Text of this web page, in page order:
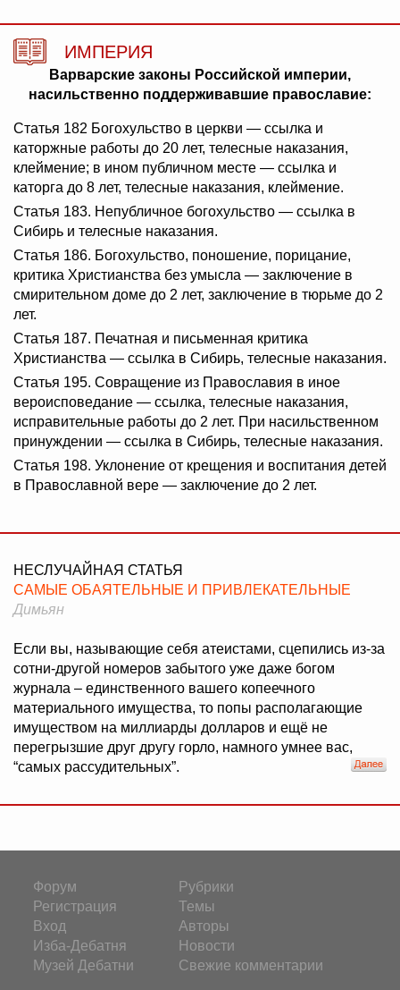
ИМПЕРИЯ
Варварские законы Российской империи,
насильственно поддерживавшие православие:
Статья 182 Богохульство в церкви — ссылка и
каторжные работы до 20 лет, телесные наказания,
клеймение; в ином публичном месте — ссылка и
каторга до 8 лет, телесные наказания, клеймение.
Статья 183. Непубличное богохульство — ссылка в
Сибирь и телесные наказания.
Статья 186. Богохульство, поношение, порицание,
критика Христианства без умысла — заключение в
смирительном доме до 2 лет, заключение в тюрьме до 2
лет.
Статья 187. Печатная и письменная критика
Христианства — ссылка в Сибирь, телесные наказания.
Статья 195. Совращение из Православия в иное
вероисповедание — ссылка, телесные наказания,
исправительные работы до 2 лет. При насильственном
принуждении — ссылка в Сибирь, телесные наказания.
Статья 198. Уклонение от крещения и воспитания детей
в Православной вере — заключение до 2 лет.
НЕСЛУЧАЙНАЯ СТАТЬЯ
САМЫЕ ОБАЯТЕЛЬНЫЕ И ПРИВЛЕКАТЕЛЬНЫЕ
Димьян
Если вы, называющие себя атеистами, сцепились из-за
сотни-другой номеров забытого уже даже богом
журнала – единственного вашего копеечного
материального имущества, то попы располагающие
имуществом на миллиарды долларов и ещё не
перегрызшие друг другу горло, намного умнее вас,
“самых рассудительных”.
Форум
Регистрация
Вход
Изба-Дебатня
Музей Дебатни
Рубрики
Темы
Авторы
Новости
Свежие комментарии